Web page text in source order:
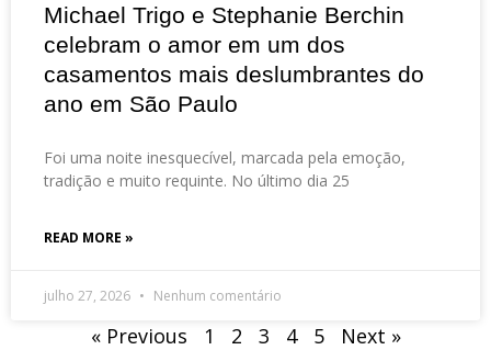
Michael Trigo e Stephanie Berchin
celebram o amor em um dos
casamentos mais deslumbrantes do
ano em São Paulo
Foi uma noite inesquecível, marcada pela emoção,
tradição e muito requinte. No último dia 25
READ MORE »
julho 27, 2026 Nenhum comentário
« Previous 1 2 3 4 5 Next »